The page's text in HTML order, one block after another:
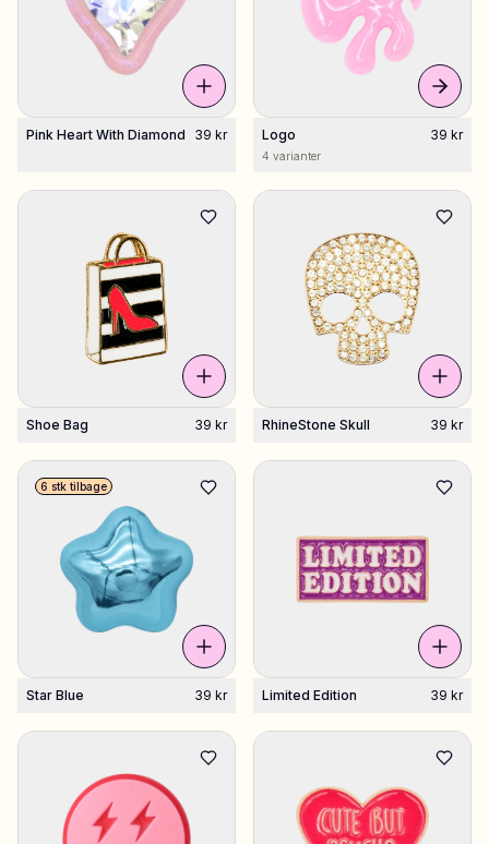
Pink Heart With Diamond 39 kr Logo 39 kr
4 varianter
Shoe Bag 39 kr RhineStone Skull 39 kr
Star Blue 39 kr
6 stk tilbage
Limited Edition 39 kr